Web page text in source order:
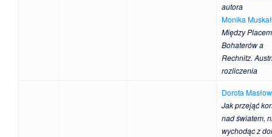
autora
Monika
Między Placem
Bohaterów a
Rechnitz.
rozliczenia
Dorota
Jak przejąć
nad światem,
wychodąc z